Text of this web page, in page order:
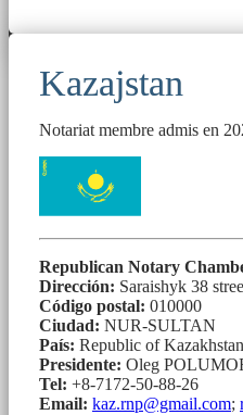
Kazajstan
Notariat membre admis en
Republican Notary
Dirección: Saraishyk 38
Código postal: 010000
Ciudad: NUR-SULTAN
País: Republic of Kazakhstan
Presidente: Oleg
Tel: +8-7172-50-88-26
Email: kaz.rnp@gmail.com;